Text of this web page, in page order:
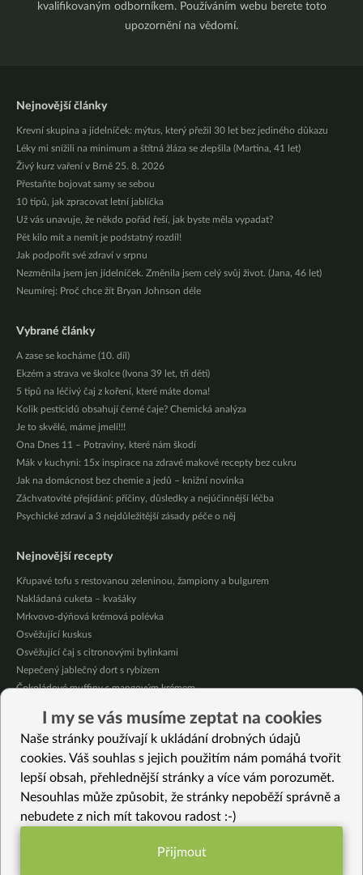
kvalifikovaným odborníkem. Používáním webu berete toto
upozornění na vědomí.
Nejnovější články
Krevní skupina a jídelníček: mýtus, který přežil 30 let bez jediného důkazu
Léky mi snížili na minimum a štítná žláza se zlepšila (Martina, 41 let)
Živý kurz vaření v Brně 25. 8. 2026
Přestaňte bojovat samy se sebou
10 tipů, jak zpracovat letní jablíčka
Už vás unavuje, že někdo pořád řeší, jak byste měla vypadat?
Pět kilo mít a nemít je podstatný rozdíl!
Jak podpořit své zdraví v srpnu
Nezměnila jsem jen jídelníček. Změnila jsem celý svůj život. (Jana, 46 let)
Neumírej: Proč chce žít Bryan Johnson déle
Vybrané články
A zase se kocháme (10. díl)
Ekzém a strava ve školce (Ivona 39 let, tři děti)
5 tipů na léčivý čaj z koření, které máte doma!
Kolik pesticidů obsahují černé čaje? Chemická analýza
Je to skvělé, máme jmelí!!!
Ona Dnes 11 – Potraviny, které nám škodí
Mák v kuchyni: 15x inspirace na zdravé makové recepty bez cukru
Jak na domácnost bez chemie a jedů – knižní novinka
Záchvatovité přejídání: příčiny, důsledky a nejúčinnější léčba
Psychické zdraví a 3 nejdůležitější zásady péče o něj
Nejnovější recepty
Křupavé tofu s restovanou zeleninou, žampiony a bulgurem
Nakládaná cuketa – kvašáky
Mrkvovo-dýňová krémová polévka
Osvěžující kuskus
Osvěžující čaj s citronovými bylinkami
Nepečený jablečný dort s rybízem
Čokoládové muffiny s mangovým krémem
Krémová zeleninová polévka s koprem a vločkami
Celozrnná rýže basmati se zeleninou
Vybrané recepty
Veganský cottage sýr – základní recept
I my se vás musíme zeptat na cookies
Naše stránky používají k ukládání drobných údajů
cookies. Váš souhlas s jejich použitím nám pomáhá tvořit
lepší obsah, přehlednější stránky a více vám porozumět.
Nesouhlas může způsobit, že stránky nepoběží správně a
nebudete z nich mít takovou radost :-)
Funkční nastavení potřebujeme (vždy
Přijmout